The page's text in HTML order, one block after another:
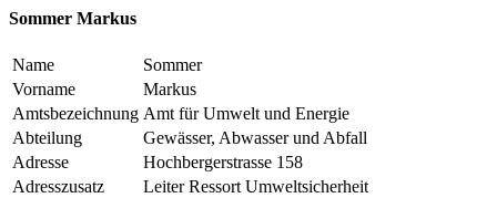
Sommer Markus
Name
Sommer
Vorname
Markus
Amtsbezeichnung Amt für Umwelt und Energie
Abteilung
Gewässer, Abwasser und Abfall
Adresse
Hochbergerstrasse 158
Adresszusatz
Leiter Ressort Umweltsicherheit